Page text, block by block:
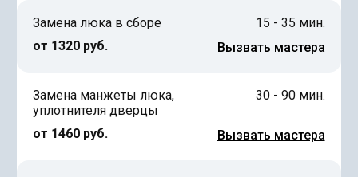
Замена люка в сборе
от 1320 руб.
15 - 35 мин.
Вызвать мастера
Замена манжеты люка,
уплотнителя дверцы
от 1460 руб.
30 - 90 мин.
Вызвать мастера